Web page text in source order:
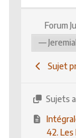
Forum
Sujet
Sujets
42. Les